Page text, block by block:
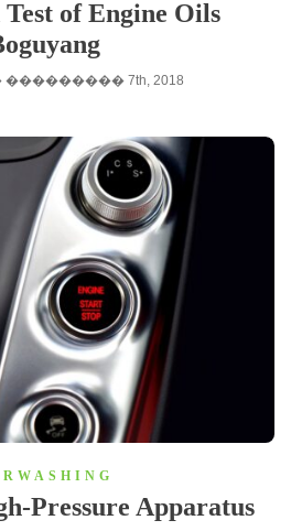
of Engine Oils
7th, 2018
Pressure Apparatus